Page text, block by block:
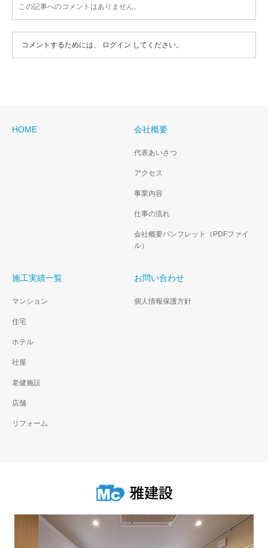
この記事へのコメントはありません。
コメントするためには、 ログイン してください。
HOME 会社概要
代表あいさつ
アクセス
事業内容
仕事の流れ
会社概要パンフレット（PDFファイ
ル）
施工実績一覧
マンション
住宅
ホテル
社屋
老健施設
店舗
リフォーム
お問い合わせ
個人情報保護方針